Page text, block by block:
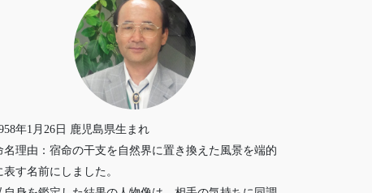
年1月26日 鹿児島県生まれ
名理由：宿命の干支を自然界に置き換えた風景を端的
表す名前にしました。